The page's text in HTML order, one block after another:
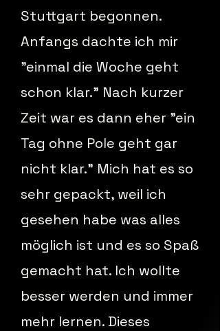
Stuttgart begonnen.
Anfangs dachte ich mir
"einmal die Woche geht
schon klar." Nach kurzer
Zeit war es dann eher "ein
Tag ohne Pole geht gar
nicht klar." Mich hat es so
sehr gepackt, weil ich
gesehen habe was alles
möglich ist und es so Spaß
gemacht hat. Ich wollte
besser werden und immer
mehr lernen. Dieses